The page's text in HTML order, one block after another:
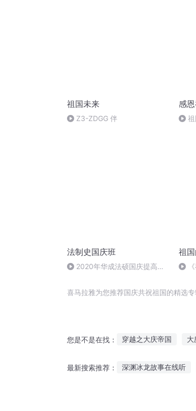
祖国未来
Z3-ZDGG 伴
感
法制史国庆班
2020年华成法硕国庆提高班
祖
喜马拉雅为您推荐国庆共祝祖国的精选
您是不是在找： 穿越之大庆帝国 大
最新搜索推荐： 深渊冰龙故事在线听